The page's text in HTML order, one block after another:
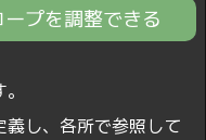
プを調整できる
義し、各所で参照して